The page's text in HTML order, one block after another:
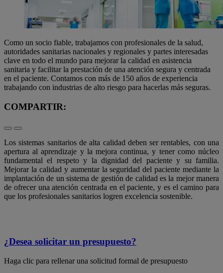
Como un socio fiable, trabajamos con profesionales de la salud,
autoridades sanitarias nacionales y regionales y partes interesadas
clave en todo el mundo para mejorar la calidad en asistencia
sanitaria y facilitar la prestación de una atención segura y centrada
en el paciente. Contamos con más de 150 años de experiencia
trabajando con industrias de alto riesgo para hacerlas más seguras.
COMPARTIR:
Los sistemas sanitarios de alta calidad deben ser rentables, con una
apertura al aprendizaje y la mejora continua, y tener como núcleo
fundamental el respeto y la dignidad del paciente y su familia.
Mejorar la calidad y aumentar la seguridad del paciente mediante la
implantación de un sistema de gestión de calidad es la mejor manera
de ofrecer una atención centrada en el paciente, y es el camino para
que los profesionales sanitarios logren excelencia sostenible.
¿Desea solicitar un presupuesto?
Haga clic para rellenar una solicitud formal de presupuesto